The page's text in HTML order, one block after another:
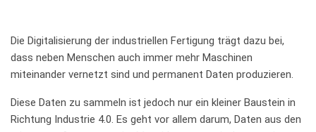
Die Digitalisierung der industriellen Fertigung trägt dazu bei,
dass neben Menschen auch immer mehr Maschinen
miteinander vernetzt sind und permanent Daten produzieren.
Diese Daten zu sammeln ist jedoch nur ein kleiner Baustein in
Richtung Industrie 4.0. Es geht vor allem darum, Daten aus den